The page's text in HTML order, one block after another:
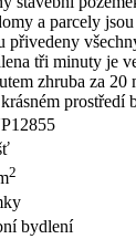
a parcely
přivedeny
tři minuty je
zhruba za
prostředí
2
bydlení